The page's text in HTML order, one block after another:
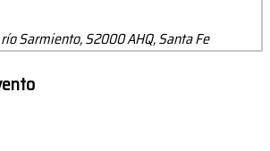
Sarmiento, S2000 AHQ, Santa Fe